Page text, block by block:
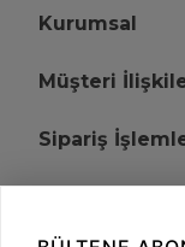
Kurumsal
Müşteri
Sipariş